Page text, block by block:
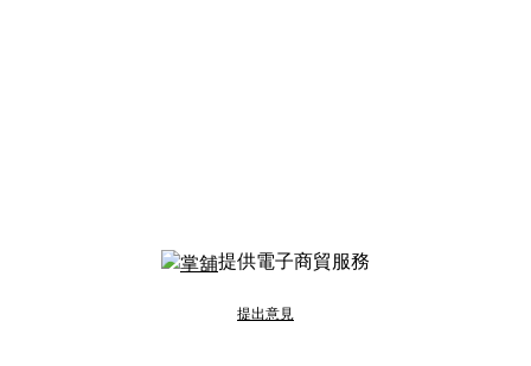
提供電子商貿服務
提出意見